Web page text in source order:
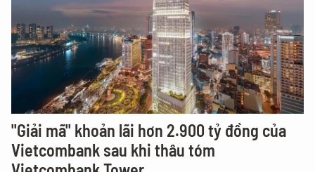
"Giải mã" khoản lãi hơn 2.900 tỷ đồng của
Vietcombank sau khi thâu tóm